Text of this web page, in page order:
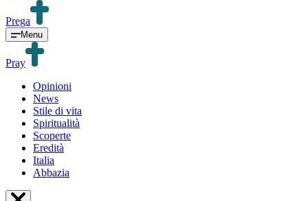
Prega
Menu
Pray
Opinioni
News
Stile di vita
Spiritualità
Scoperte
Eredità
Italia
Abbazia